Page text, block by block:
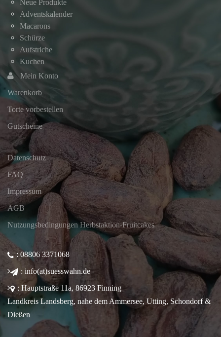
Neue Produkte
Adventskalender
Macarons
Schürze
Aufstriche
Kuchen
Mein Konto
Warenkorb
Torte vorbestellen
Gutscheine
Datenschutz
FAQ
Impressum
AGB
Nutzungsbedingungen Herbstaktion-Fruitcakes
: 08806 3371068
: info(at)suesswahn.de
: Hauptstraße 11a, 86923 Finning
Landkreis Landsberg, nahe dem Ammersee, Utting, Schondorf &
Dießen